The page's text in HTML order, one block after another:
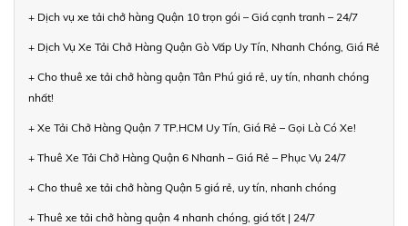
+ Dịch vụ xe tải chở hàng Quận 10 trọn gói – Giá cạnh tranh – 24/7
+ Dịch Vụ Xe Tải Chở Hàng Quận Gò Vấp Uy Tín, Nhanh Chóng, Giá Rẻ
+ Cho thuê xe tải chở hàng quận Tân Phú giá rẻ, uy tín, nhanh chóng
nhất!
+ Xe Tải Chở Hàng Quận 7 TP.HCM Uy Tín, Giá Rẻ – Gọi Là Có Xe!
+ Thuê Xe Tải Chở Hàng Quận 6 Nhanh – Giá Rẻ – Phục Vụ 24/7
+ Cho thuê xe tải chở hàng Quận 5 giá rẻ, uy tín, nhanh chóng
+ Thuê xe tải chở hàng quận 4 nhanh chóng, giá tốt | 24/7